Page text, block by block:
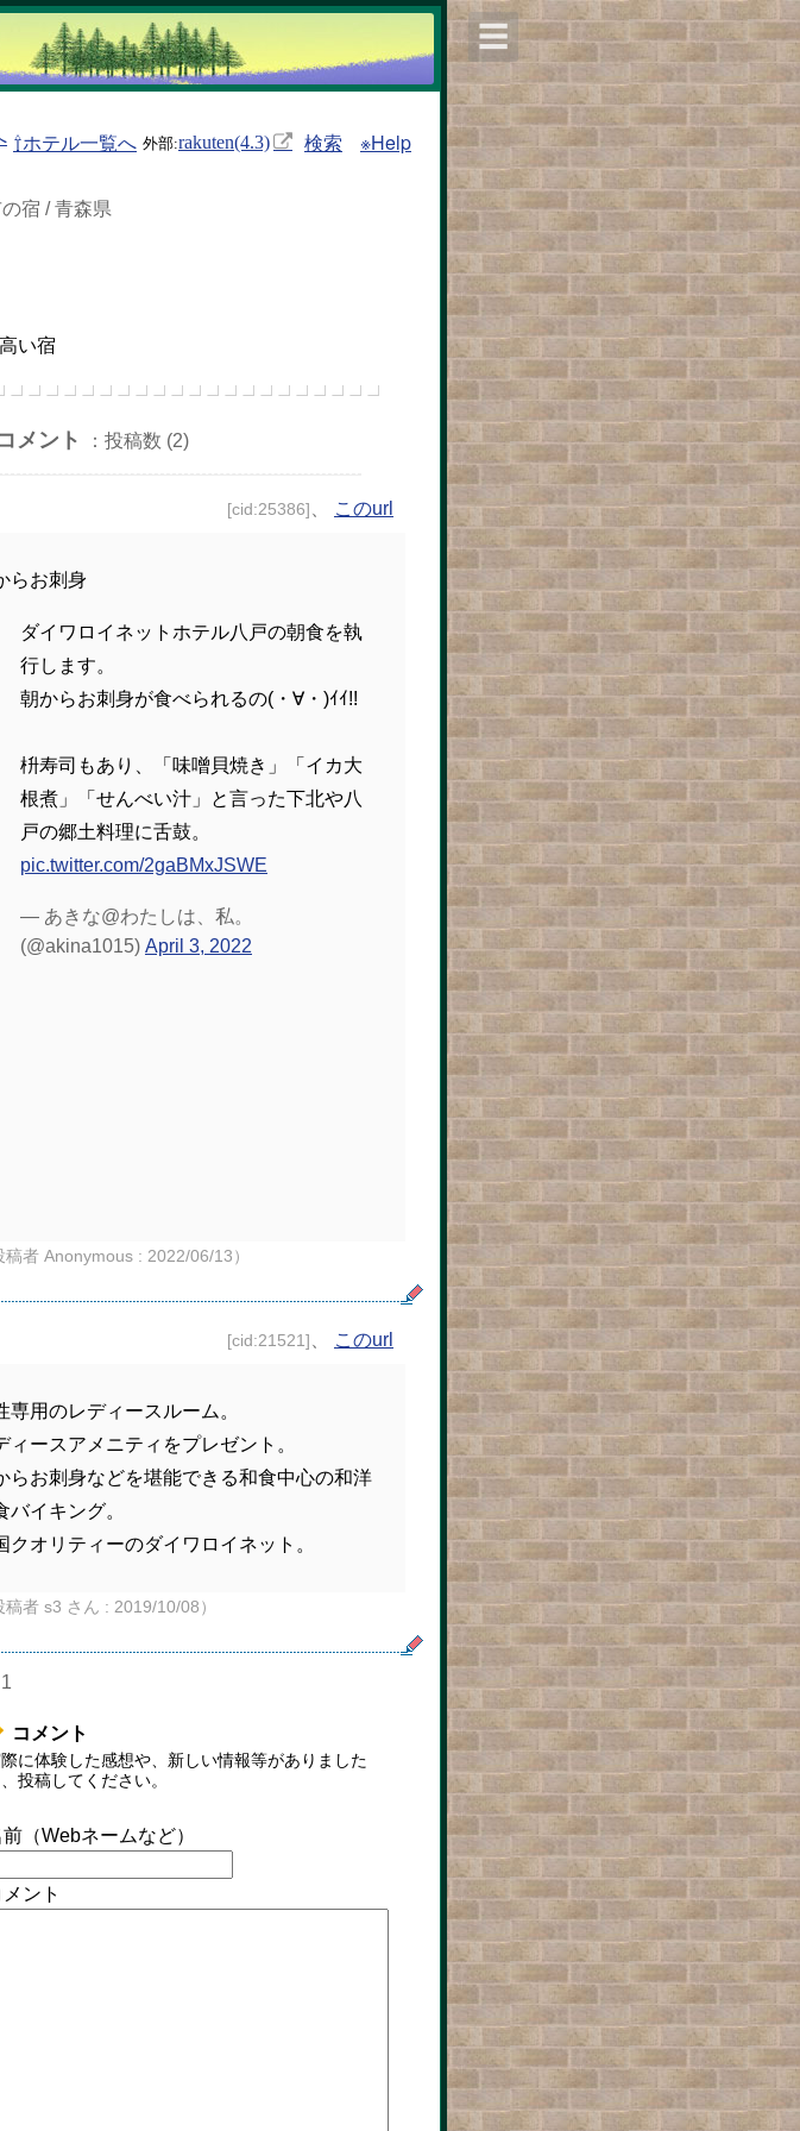
⇧ホテル一覧へ rakuten(4.3) 検索 ※Help
宿 / 青森県
い宿
メント ：投稿数 (2)
[cid:25386] このurl
らお刺身
ダイワロイネットホテル八戸の朝食を執
行します。
朝からお刺身が食べられるの(・∀・)ｲｲ!!
枡寿司もあり、「味噌貝焼き」「イカ大
根煮」「せんべい汁」と言った下北や八
戸の郷土料理に舌鼓。
pic.twitter.com/2gaBMxJSWE
— あきな@わたしは、私。
(@akina1015) April 3, 2022
稿者 Anonymous : 2022/06/13）
[cid:21521] このurl
専用のレディースルーム。
ィースアメニティをプレゼント。
らお刺身などを堪能できる和食中心の和洋
バイキング。
クオリティーのダイワロイネット。
稿者 s3 さん : 2019/10/08）
1
コメント
に体験した感想や、新しい情報等がありました
投稿してください。
（Webネームなど）
メント
☰